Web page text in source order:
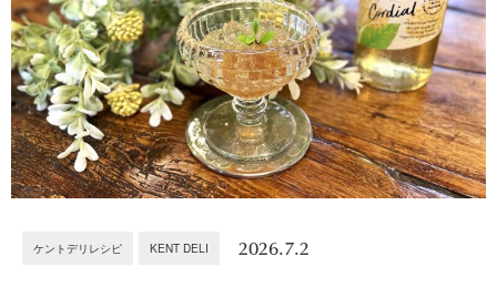
ケントデリレシピ KENT DELI 2026.7.2